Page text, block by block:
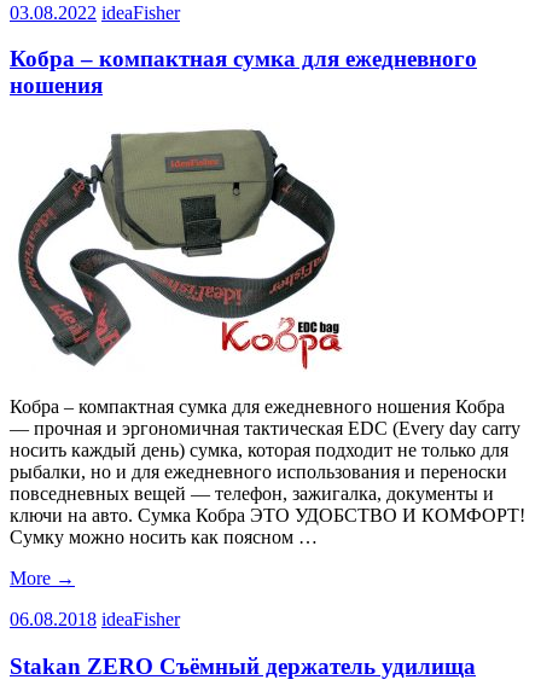
03.08.2022 ideaFisher
Кобра – компактная сумка для ежедневного
ношения
Кобра – компактная сумка для ежедневного ношения Кобра
— прочная и эргономичная тактическая EDC (Every day carry
носить каждый день) сумка, которая подходит не только для
рыбалки, но и для ежедневного использования и переноски
повседневных вещей — телефон, зажигалка, документы и
ключи на авто. Сумка Кобра ЭТО УДОБСТВО И КОМФОРТ!
Сумку можно носить как поясном …
More →
06.08.2018 ideaFisher
Stakan ZERO Съёмный держатель удилища